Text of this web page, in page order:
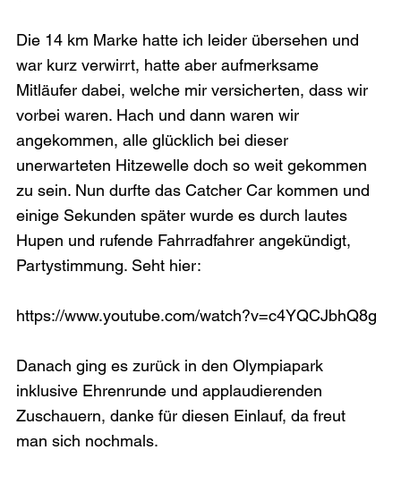
Die 14 km Marke hatte ich leider übersehen und
war kurz verwirrt, hatte aber aufmerksame
Mitläufer dabei, welche mir versicherten, dass wir
vorbei waren. Hach und dann waren wir
angekommen, alle glücklich bei dieser
unerwarteten Hitzewelle doch so weit gekommen
zu sein. Nun durfte das Catcher Car kommen und
einige Sekunden später wurde es durch lautes
Hupen und rufende Fahrradfahrer angekündigt,
Partystimmung. Seht hier:
https://www.youtube.com/watch?v=c4YQCJbhQ8g
Danach ging es zurück in den Olympiapark
inklusive Ehrenrunde und applaudierenden
Zuschauern, danke für diesen Einlauf, da freut
man sich nochmals.